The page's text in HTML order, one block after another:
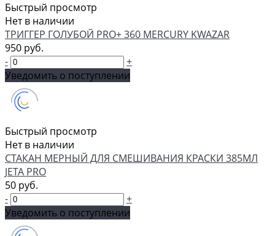
Быстрый просмотр
Нет в наличии
ТРИГГЕР ГОЛУБОЙ PRO+ 360 MERCURY KWAZAR
950 руб.
-
+
Уведомить о поступлении
Быстрый просмотр
Нет в наличии
СТАКАН МЕРНЫЙ ДЛЯ СМЕШИВАНИЯ КРАСКИ 385МЛ
JETA PRO
50 руб.
-
+
Уведомить о поступлении